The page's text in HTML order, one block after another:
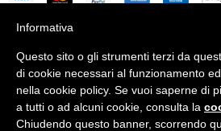
Informazioni
Account
© 2024 - IMBRIANO S.R.L. PI
Informativa
Questo sito o gli strumenti terzi da
di cookie necessari al funzionamento
nella cookie policy. Se vuoi saperne di
a tutti o ad alcuni cookie, consulta la
Chiudendo questo banner, scorrendo